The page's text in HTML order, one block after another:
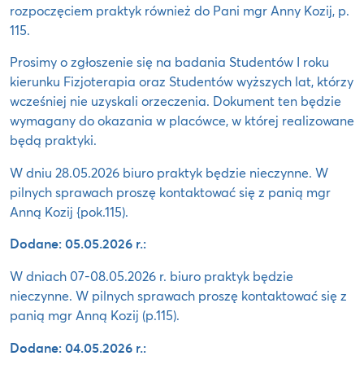
rozpoczęciem praktyk również do Pani mgr Anny Kozij, p.
115.
Prosimy o zgłoszenie się na badania Studentów I roku
kierunku Fizjoterapia oraz Studentów wyższych lat, którzy
wcześniej nie uzyskali orzeczenia. Dokument ten będzie
wymagany do okazania w placówce, w której realizowane
będą praktyki.
W dniu 28.05.2026 biuro praktyk będzie nieczynne. W
pilnych sprawach proszę kontaktować się z panią mgr
Anną Kozij {pok.115).
Dodane: 05.05.2026 r.:
W dniach 07-08.05.2026 r. biuro praktyk będzie
nieczynne. W pilnych sprawach proszę kontaktować się z
panią mgr Anną Kozij (p.115).
Dodane: 04.05.2026 r.: